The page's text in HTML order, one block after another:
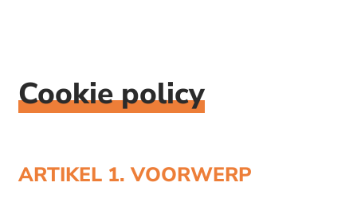
Cookie policy
ARTIKEL 1. VOORWERP